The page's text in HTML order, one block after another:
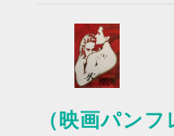
（映画パン